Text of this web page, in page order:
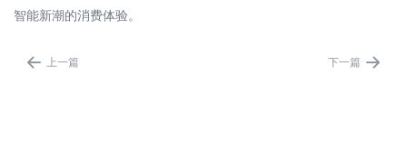
智能新潮的消费体验。
 上一篇 下一篇 